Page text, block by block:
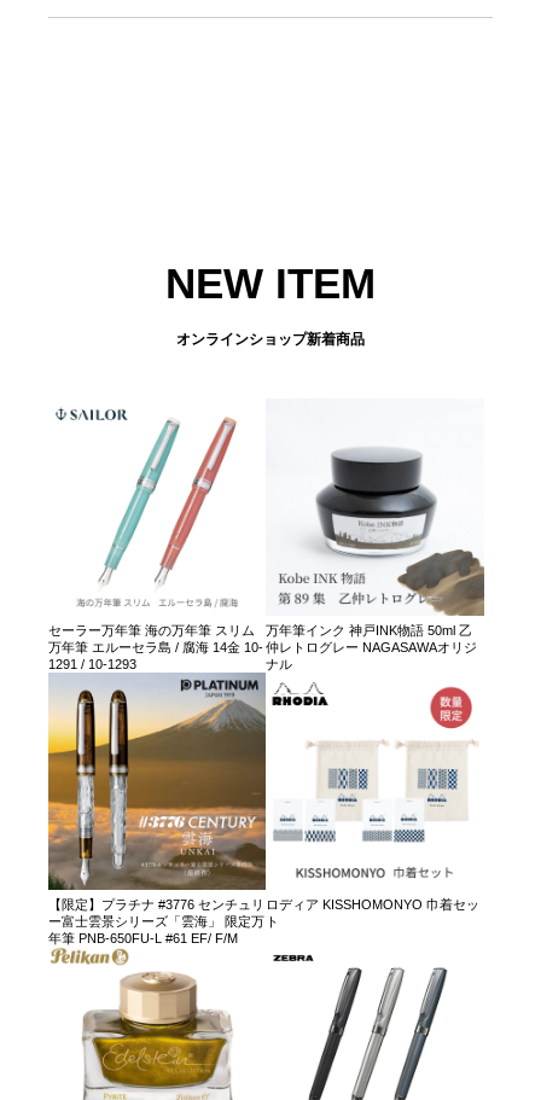
NEW ITEM
オンラインショップ新着商品
セーラー万年筆 海の万年筆 スリム
万年筆 エルーセラ島 / 腐海 14金 10-
1291 / 10-1293
万年筆インク 神戸INK物語 50ml 乙
仲レトログレー NAGASAWAオリジ
ナル
【限定】プラチナ #3776 センチュリ
ー富士雲景シリーズ「雲海」 限定万
年筆 PNB-650FU-L #61 EF/ F/M
ロディア KISSHOMONYO 巾着セッ
ト